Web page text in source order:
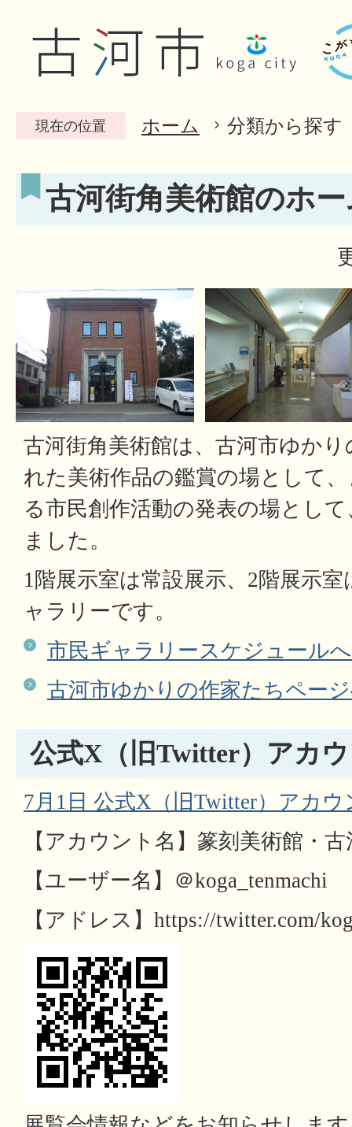
現在の位置 ホーム 分類から探す
古河街角美術館のホ
古河街角美術館は、古河市ゆか
れた美術作品の鑑賞の場として
る市民創作活動の発表の場とし
ました。
1階展示室は常設展示、2階展示
ャラリーです。
市民ギャラリースケジュール
古河市ゆかりの作家たちペー
公式X（旧Twitter）アカ
7月1日 公式X（旧Twitter）アカ
【アカウント名】篆刻美術館・
【ユーザー名】＠koga_tenmachi
【アドレス】https://twitter.com/